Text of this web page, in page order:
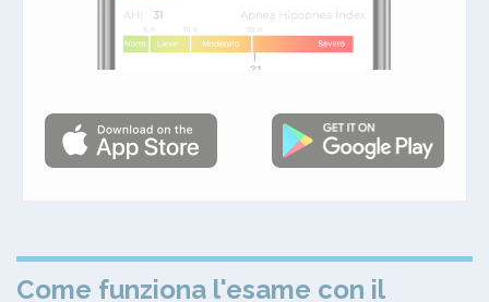
Come funziona l'esame con il